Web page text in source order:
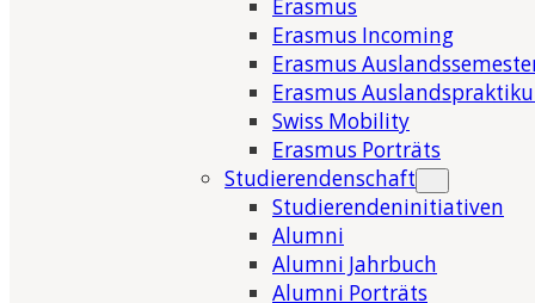
Erasmus
Erasmus Incoming
Erasmus
Erasmus
Swiss Mobility
Erasmus Porträts
Studierendenschaft
Studierendeninitiativen
Alumni
Alumni Jahrbuch
Alumni Porträts